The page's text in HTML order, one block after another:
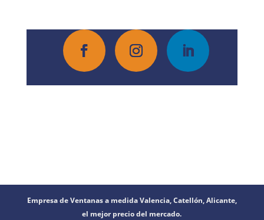
Empresa de Ventanas a medida Valencia, Catellón, Alicante,
el mejor precio del mercado.